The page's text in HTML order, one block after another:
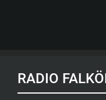
RADIO